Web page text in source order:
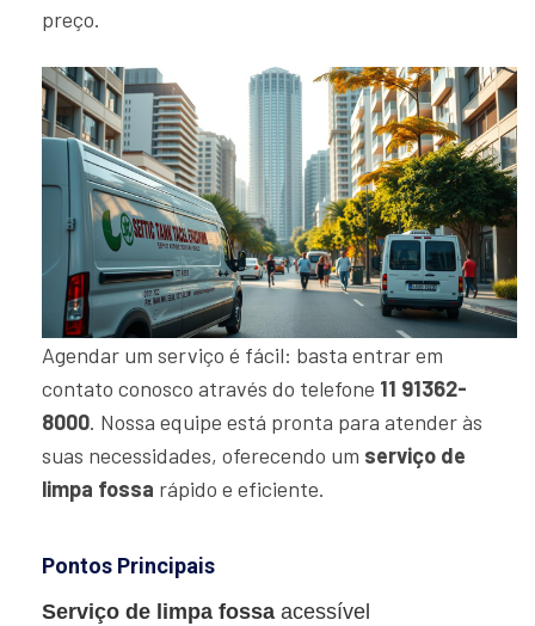
preço.
Agendar um serviço é fácil: basta entrar em
contato conosco através do telefone 11 91362-
8000. Nossa equipe está pronta para atender às
suas necessidades, oferecendo um serviço de
limpa fossa rápido e eficiente.
Pontos Principais
Serviço de limpa fossa acessível